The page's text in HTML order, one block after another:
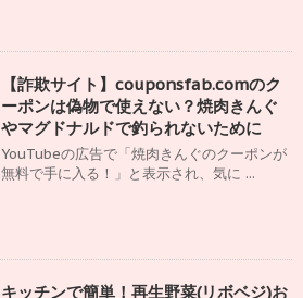
【詐欺サイト】couponsfab.comのク
ーポンは偽物で使えない？焼肉きんぐ
やマグドナルドで釣られないために
YouTubeの広告で「焼肉きんぐのクーポンが
無料で手に入る！」と表示され、気に ...
キッチンで簡単！再生野菜(リボベジ)お